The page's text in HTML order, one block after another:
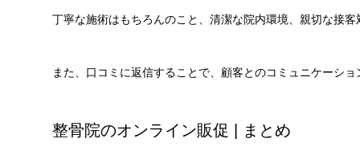
丁寧な施術はもちろんのこと、清潔な院内環境、親切な接
また、口コミに返信することで、顧客とのコミュニケーシ
整骨院のオンライン販促 | まとめ